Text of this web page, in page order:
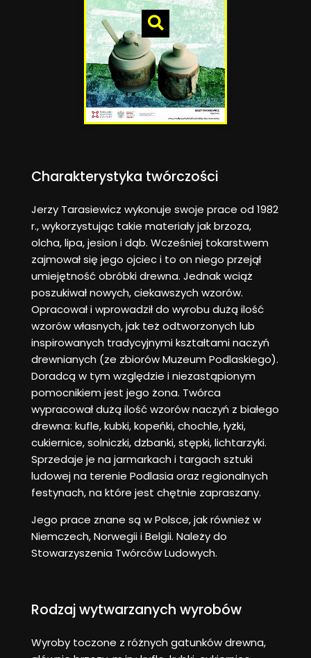
Charakterystyka twórczości
Jerzy Tarasiewicz wykonuje swoje prace od 1982
r., wykorzystując takie materiały jak brzoza,
olcha, lipa, jesion i dąb. Wcześniej tokarstwem
zajmował się jego ojciec i to on niego przejął
umiejętność obróbki drewna. Jednak wciąż
poszukiwał nowych, ciekawszych wzorów.
Opracował i wprowadził do wyrobu dużą ilość
wzorów własnych, jak też odtworzonych lub
inspirowanych tradycyjnymi kształtami naczyń
drewnianych (ze zbiorów Muzeum Podlaskiego).
Doradcą w tym względzie i niezastąpionym
pomocnikiem jest jego żona. Twórca
wypracował dużą ilość wzorów naczyń z białego
drewna: kufle, kubki, kopeńki, chochle, łyżki,
cukiernice, solniczki, dzbanki, stępki, lichtarzyki.
Sprzedaje je na jarmarkach i targach sztuki
ludowej na terenie Podlasia oraz regionalnych
festynach, na które jest chętnie zapraszany.
Jego prace znane są w Polsce, jak również w
Niemczech, Norwegii i Belgii. Należy do
Stowarzyszenia Twórców Ludowych.
Rodzaj wytwarzanych wyrobów
Wyroby toczone z różnych gatunków drewna,